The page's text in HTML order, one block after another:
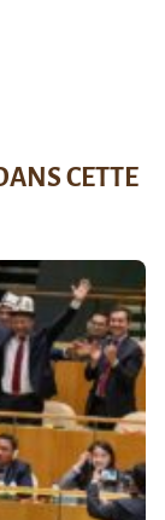
CETTE